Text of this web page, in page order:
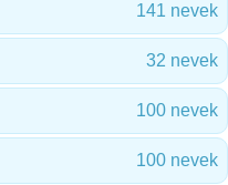
141 nevek
32 nevek
100 nevek
100 nevek